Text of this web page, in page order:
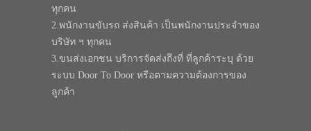
ทุกคน
2.พนักงานขับรถ ส่งสินค้า เป็นพนักงานประจำของ
บริษัท ฯ ทุกคน
3.ขนส่งเอกชน บริการจัดส่งถึงที่ ที่ลูกค้าระบุ ด้วย
ระบบ Door To Door หรือตามความต้องการของ
ลูกค้า